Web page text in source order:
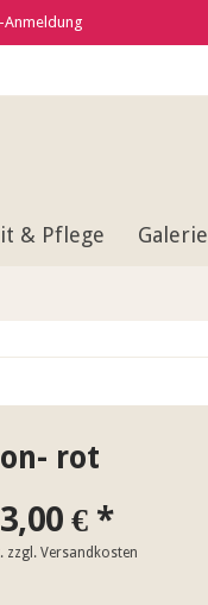
& Pflege Galerie
rot
€ *
zzgl. Versandkosten